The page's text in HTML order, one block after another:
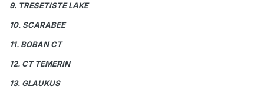
9. TRESETISTE LAKE
10. SCARABEE
11. BOBAN CT
12. CT TEMERIN
13. GLAUKUS